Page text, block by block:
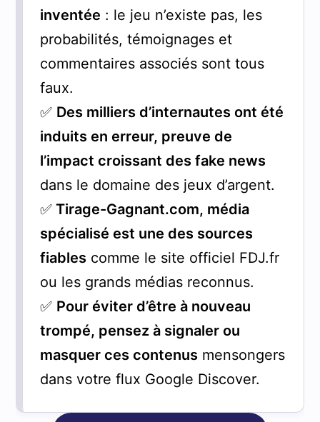
inventée : le jeu n’existe pas, les
probabilités, témoignages et
commentaires associés sont tous
faux.
✅ Des milliers d’internautes ont été
induits en erreur, preuve de
l’impact croissant des fake news
dans le domaine des jeux d’argent.
✅Tirage-Gagnant.com, média
spécialisé est une des sources
fiablescomme le site officiel FDJ.fr
ou les grands médias reconnus.
✅ Pour éviter d’être à nouveau
trompé, pensez à signaler ou
masquer ces contenusmensongers
dans votre flux Google Discover.